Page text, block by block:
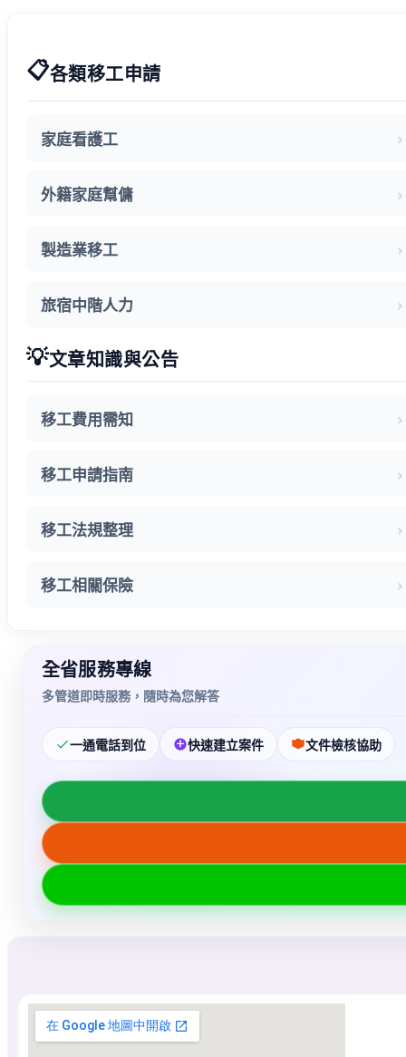
📋各類移工申請
家庭看護工
外籍家庭幫傭
製造業移工
旅宿中階人力
💡文章知識與公告
移工費用需知
移工申請指南
移工法規整理
移工相關保險
全省服務專線
多管道即時服務，隨時為您解答
一通電話到位 快速建立案件 文件檢核協助